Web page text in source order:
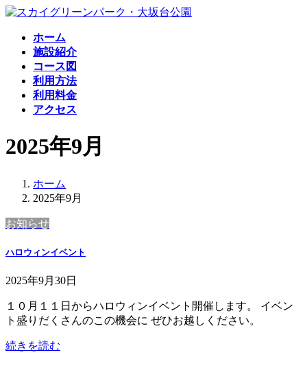
コ
プ
ナ
動
ホーム
施設紹介
コース図
利用方法
利用料金
アクセス
2025年9月
ホーム
2025年9月
お知らせ
ハロウィンイベント
2025年9月30日
１０月１１日からハロウィンイベント開催します。 イベン
ト盛りだくさんのこの機会に ぜひお越しください。
続きを読む